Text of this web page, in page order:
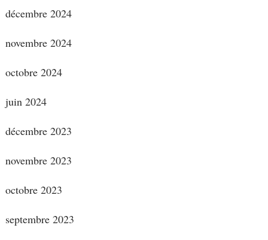
décembre 2024
novembre 2024
octobre 2024
juin 2024
décembre 2023
novembre 2023
octobre 2023
septembre 2023